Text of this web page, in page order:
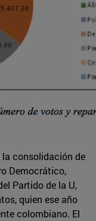
consolidación de
Democrático,
Partido de la U,
quien ese año
colombiano. El